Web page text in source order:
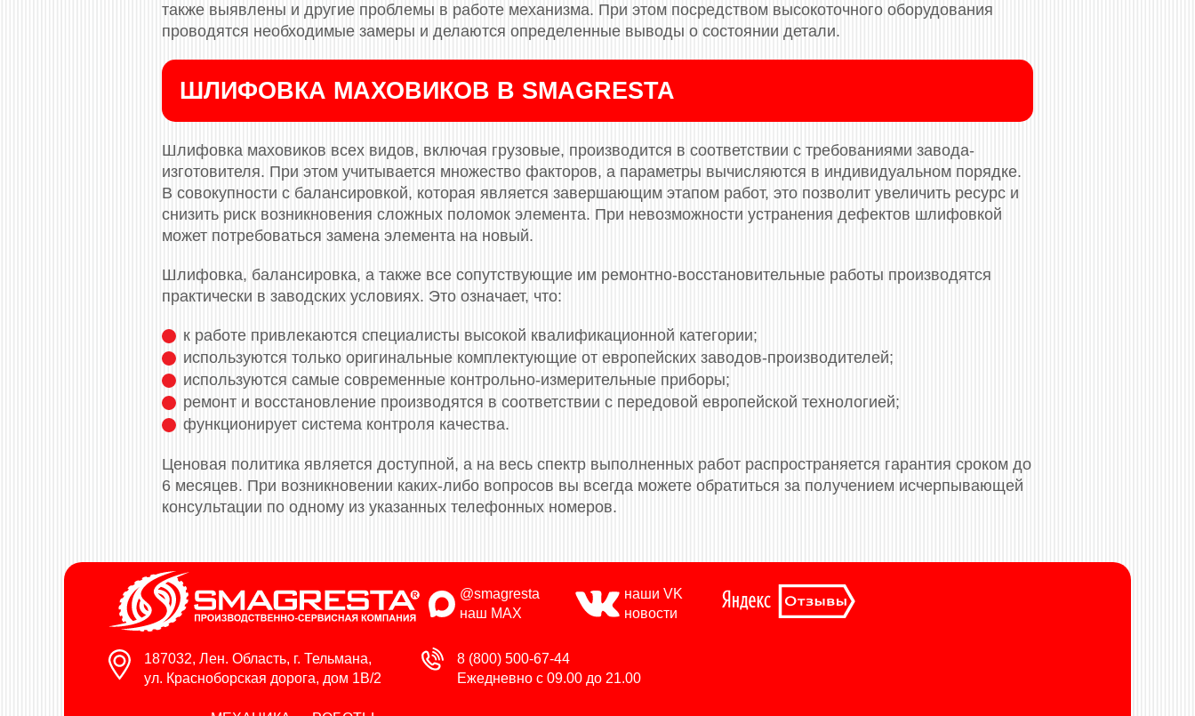
также выявлены и другие проблемы в работе механизма. При этом посредством высокоточного оборудования
проводятся необходимые замеры и делаются определенные выводы о состоянии детали.
ШЛИФОВКА МАХОВИКОВ В SMAGRESTA
Шлифовка маховиков всех видов, включая грузовые, производится в соответствии с требованиями завода-
изготовителя. При этом учитывается множество факторов, а параметры вычисляются в индивидуальном порядке.
В совокупности с балансировкой, которая является завершающим этапом работ, это позволит увеличить ресурс и
снизить риск возникновения сложных поломок элемента. При невозможности устранения дефектов шлифовкой
может потребоваться замена элемента на новый.
Шлифовка, балансировка, а также все сопутствующие им ремонтно-восстановительные работы производятся
практически в заводских условиях. Это означает, что:
к работе привлекаются специалисты высокой квалификационной категории;
используются только оригинальные комплектующие от европейских заводов-производителей;
используются самые современные контрольно-измерительные приборы;
ремонт и восстановление производятся в соответствии с передовой европейской технологией;
функционирует система контроля качества.
Ценовая политика является доступной, а на весь спектр выполненных работ распространяется гарантия сроком до
6 месяцев. При возникновении каких-либо вопросов вы всегда можете обратиться за получением исчерпывающей
консультации по одному из указанных телефонных номеров.
@smagresta
наш MAX
наши VK
новости
187032, Лен. Область, г. Тельмана,
ул. Красноборская дорога, дом 1В/2
8 (800) 500-67-44
Ежедневно с 09.00 до 21.00